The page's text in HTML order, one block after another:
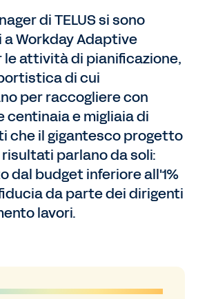
di TELUS si sono
Workday Adaptive
le attività di pianificazione,
di cui
per raccogliere con
centinaia e migliaia di
che il gigantesco progetto
parlano da soli:
dal budget inferiore all'1%
da parte dei dirigenti
lavori.